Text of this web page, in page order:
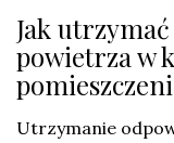
Jak
powietrza w
Utrzymanie